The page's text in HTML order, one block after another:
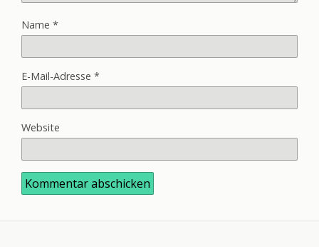
Name *
E-Mail-Adresse *
Website